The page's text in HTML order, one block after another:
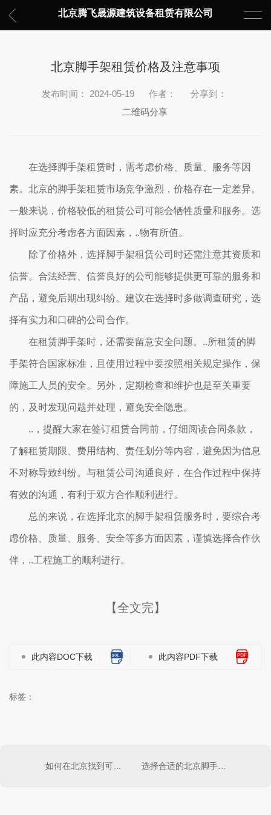
北京腾飞晟源建筑设备租赁有限公司
北京脚手架租赁价格及注意事项
发布时间： 2024-05-19 作者：
分享到：
二维码分享
在选择脚手架租赁时，需考虑价格、质量、服务等因
素。北京的脚手架租赁市场竞争激烈，价格存在一定差异。
一般来说，价格较低的租赁公司可能会牺牲质量和服务。选
择时应充分考虑各方面因素，..物有所值。
除了价格外，选择脚手架租赁公司时还需注意其资质和
信誉。合法经营、信誉良好的公司能够提供更可靠的服务和
产品，避免后期出现纠纷。建议在选择时多做调查研究，选
择有实力和口碑的公司合作。
在租赁脚手架时，还需要留意安全问题。..所租赁的脚
手架符合国家标准，且使用过程中要按照相关规定操作，保
障施工人员的安全。另外，定期检查和维护也是至关重要
的，及时发现问题并处理，避免安全隐患。
..，提醒大家在签订租赁合同前，仔细阅读合同条款，
了解租赁期限、费用结构、责任划分等内容，避免因为信息
不对称导致纠纷。与租赁公司沟通良好，在合作过程中保持
有效的沟通，有利于双方合作顺利进行。
总的来说，在选择北京的脚手架租赁服务时，要综合考
虑价格、质量、服务、安全等多方面因素，谨慎选择合作伙
伴，..工程施工的顺利进行。
【全文完】
此内容DOC下载 此内容PDF下载
标签：